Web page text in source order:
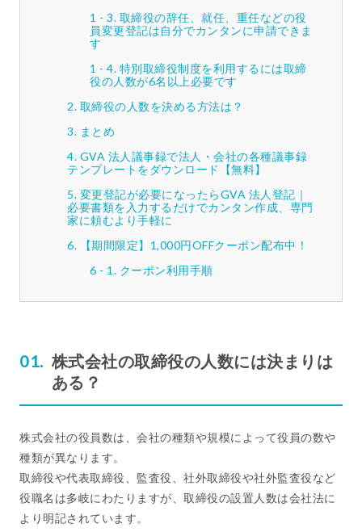
取締役の辞任、就任、重任などの役
員変更登記は自分でカンタンに申請できま
す
特別取締役制度を利用するには取締
役の人数が6名以上必要です
取締役の人数を決める方法は？
まとめ
GVA 法人議事録で法人・会社の各種議事録
テンプレートをダウンロード【無料】
変更登記が必要になったらGVA 法人登記｜
必要書類を入力するだけでカンタン作成、専門
家に頼むより手軽に
【期間限定】1,000円OFFクーポン配布中！
クーポン利用手順
株式会社の取締役の人数には決まりは
ある？
株式会社の役員数は、会社の種類や規模によって役員の数や
種類が異なります。
取締役や代表取締役、監査役、社外取締役や社外監査役など
役職名は多岐にわたりますが、取締役の設置人数は会社法に
より明記されています。